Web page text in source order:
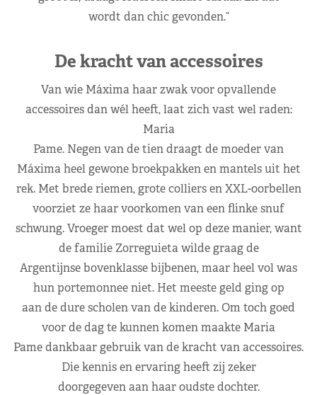
wordt dan chic gevonden.”
De kracht van accessoires
Van wie Máxima haar zwak voor opvallende
accessoires dan wél heeft, laat zich vast wel raden:
Maria
Pame. Negen van de tien draagt de moeder van
Máxima heel gewone broekpakken en mantels uit het
rek. Met brede riemen, grote colliers en XXL-oorbellen
voorziet ze haar voorkomen van een flinke snuf
schwung. Vroeger moest dat wel op deze manier, want
de familie Zorreguieta wilde graag de
Argentijnse bovenklasse bijbenen, maar heel vol was
hun portemonnee niet. Het meeste geld ging op
aan de dure scholen van de kinderen. Om toch goed
voor de dag te kunnen komen maakte Maria
Pame dankbaar gebruik van de kracht van accessoires.
Die kennis en ervaring heeft zij zeker
doorgegeven aan haar oudste dochter.